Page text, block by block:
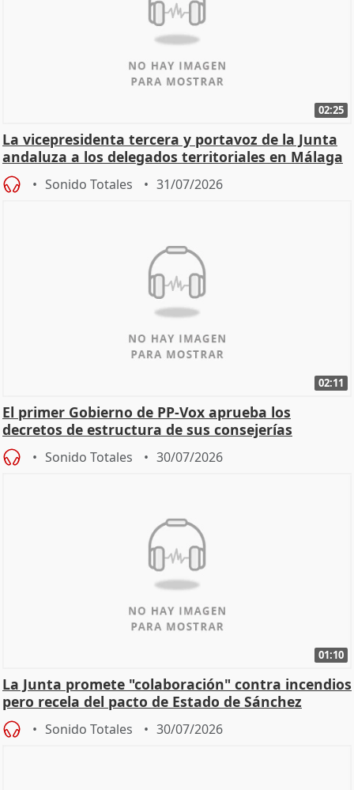
02:25
La vicepresidenta tercera y portavoz de la Junta
andaluza a los delegados territoriales en Málaga
Sonido Totales 31/07/2026
02:11
El primer Gobierno de PP-Vox aprueba los
decretos de estructura de sus consejerías
Sonido Totales 30/07/2026
01:10
La Junta promete "colaboración" contra incendios
pero recela del pacto de Estado de Sánchez
Sonido Totales 30/07/2026